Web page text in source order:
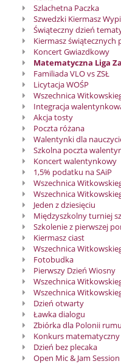
Szlachetna Paczka
Szwedzki Kiermasz
Świąteczny dzień
Kiermasz świątecznych
Koncert Gwiazdkowy
Matematyczna Liga
Familiada VLO vs ZSŁ
Licytacja WOŚP
Wszechnica
Integracja
Akcja tosty
Poczta różana
Walentynki dla
Szkolna poczta
Koncert walentynkowy
1,5% podatku na SAiP
Wszechnica
Wszechnica
Jeden z dziesięciu
Międzyszkolny turniej
Szkolenie z pierwszej
Kiermasz ciast
Wszechnica
Fotobudka
Pierwszy Dzień Wiosny
Wszechnica
Wszechnica
Dzień otwarty
Ławka dialogu
Zbiórka dla Polonii
Konkurs
Dzień bez plecaka
Open Mic & Jam Session